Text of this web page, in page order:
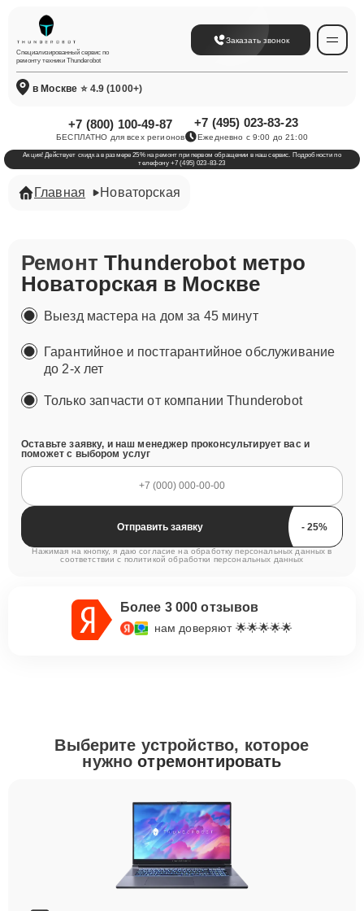
Специализированный сервис по
ремонту техники Thunderobot
Заказать звонок
в Москве ⭐ 4.9 (1000+)
+7 (800) 100-49-87
БЕСПЛАТНО для всех регионов
+7 (495) 023-83-23
Ежедневно с 9:00 до 21:00
Акция! Действует скидка в размере 25% на ремонт при первом обращении в наш сервис. Подробности по
телефону +7 (495) 023-83-23
Главная Новаторская
РемонтThunderobot метро
Новаторская в Москве
Выезд мастера на дом за 45 минут
Гарантийное и постгарантийное обслуживание
до 2-х лет
Только запчасти от компании Thunderobot
Оставьте заявку, и наш менеджер проконсультирует вас и
поможет с выбором услуг
Отправить заявку
Нажимая на кнопку, я даю согласие на обработку персональных данных в
соответствии с политикой обработки персональных данных
Более 3 000 отзывов
нам доверяют 🌟🌟🌟🌟🌟
Выберите устройство, которое
нужноотремонтировать